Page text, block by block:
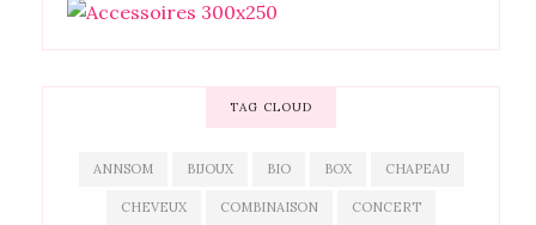
TAG CLOUD
ANNSOM BIJOUX BIO BOX CHAPEAU
CHEVEUX COMBINAISON CONCERT